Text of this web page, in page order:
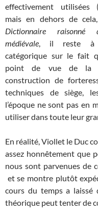
effectivement utilisées
mais en dehors de
Dictionnaire raisonné
médiévale, il reste à
catégorique sur le fait
point de vue de la
construction de
techniques de siège,
l’époque ne sont pas en
utiliser dans toute leur
En réalité, Viollet le Duc
assez honnêtement que
nous sont parvenues de
et se montre plutôt
cours du temps a laissé
théorique peut tenter de